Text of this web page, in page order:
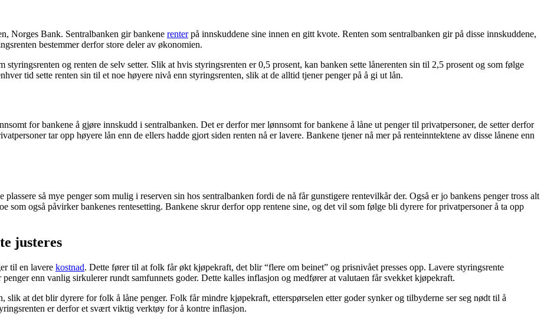
Norges Bank. Sentralbanken gir bankene renterpå innskuddene sine innen en gitt kvote. Renten som sentralbanken gir på disse innskuddene,
bestemmer derfor store deler av økonomien.
og renten de selv setter. Slik at hvis styringsrenten er 0,5 prosent, kan banken sette lånerenten sin til 2,5 prosent og som følge
tid sette renten sin til et noe høyere nivå enn styringsrenten, slik at de alltid tjener penger på å gi ut lån.
for bankene å gjøre innskudd i sentralbanken. Det er derfor mer lønnsomt for bankene å låne ut penger til privatpersoner, de setter derfor
tar opp høyere lån enn de ellers hadde gjort siden renten nå er lavere. Bankene tjener nå mer på renteinntektene av disse lånene enn
så mye penger som mulig i reserven sin hos sentralbanken fordi de nå får gunstigere rentevilkår der. Også er jo bankens penger tross alt
som også påvirker bankenes rentesetting. Bankene skrur derfor opp rentene sine, og det vil som følge bli dyrere for privatpersoner å ta opp
justeres
til en lavere kostnad. Dette fører til at folk får økt kjøpekraft, det blir “flere om beinet” og prisnivået presses opp. Lavere styringsrente
enn vanlig sirkulerer rundt samfunnets goder. Dette kalles inflasjon og medfører at valutaen får svekket kjøpekraft.
slik at det blir dyrere for folk å låne penger. Folk får mindre kjøpekraft, etterspørselen etter goder synker og tilbyderne ser seg nødt til å
er derfor et svært viktig verktøy for å kontre inflasjon.